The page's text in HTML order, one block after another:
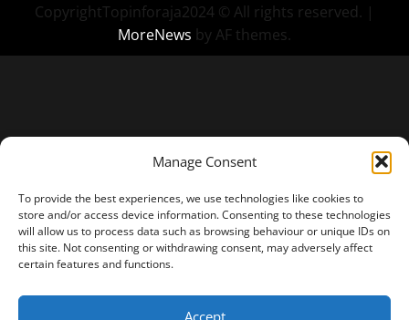
Manage Consent
To provide the best experiences, we use technologies like cookies to
store and/or access device information. Consenting to these technologies
will allow us to process data such as browsing behaviour or unique IDs on
this site. Not consenting or withdrawing consent, may adversely affect
certain features and functions.
Accept
CopyrightTopinforaja2024 © All rights reserved. |
MoreNews by AF themes.